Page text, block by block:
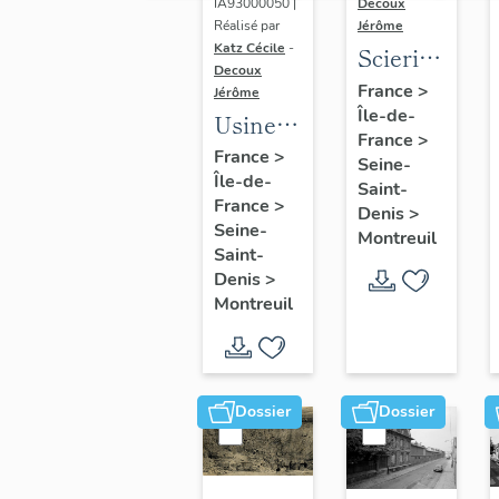
Réalisé par
Katz Cécile -
Decoux
Jérôme
Usine
de
menuiserie
Bergmair
et
Robert,
puis
Bergmair,
puis
scierie
Luthes
(détruit
France >
Île-de-
France >
Seine-
Saint-
Denis>
Montreuil
Jérôme
Scierie
Cavillet,
puis
usine
de bois
de
placage
Société
tranché
et
déroulé,
puis
France >
Île-de-
France >
Seine-
Saint-
Denis>
Montreuil
Dossier Dossier